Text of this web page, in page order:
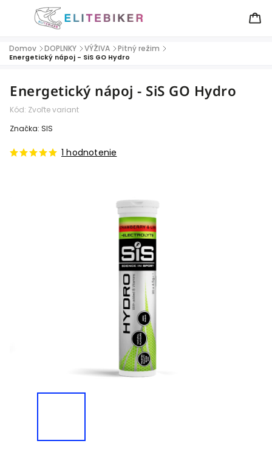
Domov / DOPLNKY / VÝŽIVA / Pitný režim /
Energetický nápoj - SiS GO Hydro
Energetický nápoj - SiS GO Hydro
Kód: Zvoľte variant
1 hodnotenie
Značka: SIS